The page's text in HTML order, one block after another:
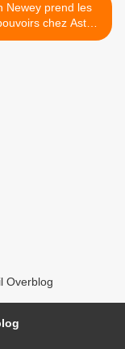
Newey prend les
chez Aston
Martin >
Overblog